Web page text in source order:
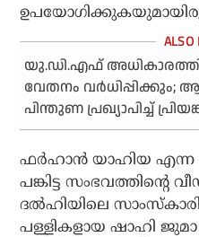
യു.ഡി.എഫ്
വേതനം വര്‍ധിപ്പിക്കും;
പിന്തുണ പ്രഖ്യാപിച്ച്
ഫർഹാൻ യാഹിയ എന്ന
പങ്കിട്ട സംഭവത്തിന്റെ
ദൽഹിയിലെ
പള്ളികളായ ഷാഹി